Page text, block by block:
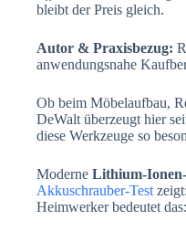
bleibt der Preis gleich.
Autor & Praxisbezug:
anwendungsnahe
Ob beim Möbelaufbau,
DeWalt überzeugt hier
diese Werkzeuge so
Moderne Lithium-
Akkuschrauber-Test
Heimwerker bedeutet